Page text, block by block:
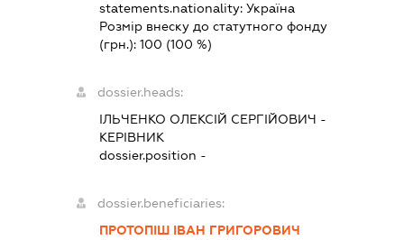
statements.nationality:Україна
Розмір внеску до статутного фонду
(грн.):100 (100 %)
dossier.heads:
ІЛЬЧЕНКО ОЛЕКСІЙ СЕРГІЙОВИЧ -
КЕРІВНИК
dossier.position -
dossier.beneficiaries:
ПРОТОПІШ ІВАН ГРИГОРОВИЧ